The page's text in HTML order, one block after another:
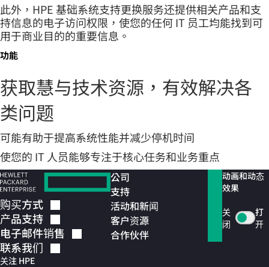
此外，HPE 基础系统支持更换服务还提供相关产品和支
持信息的电子访问权限，使您的任何 IT 员工均能找到可
用于商业目的的重要信息。
功能
获取慧与技术资源，有效解决各
类问题
可能有助于提高系统性能并减少停机时间
使您的 IT 人员能够专注于核心任务和业务重点
购买方式
产品支持
电子邮件销售
联系我们
关注 HPE
公司
支持
活动和新闻
客户资源
合作伙伴
动画和动态
效果
关
闭
打
开